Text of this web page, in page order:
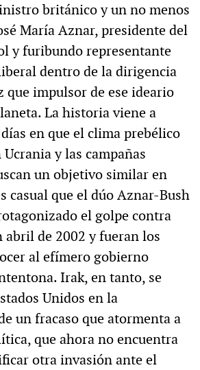
británico y un no menos
María Aznar, presidente del
y furibundo representante
dentro de la dirigencia
que impulsor de ese ideario
La historia viene a
en que el clima prebélico
y las campañas
un objetivo similar en
casual que el dúo Aznar-Bush
el golpe contra
abril de 2002 y fueran los
al efímero gobierno
Irak, en tanto, se
Unidos en la
un fracaso que atormenta a
que ahora no encuentra
otra invasión ante el